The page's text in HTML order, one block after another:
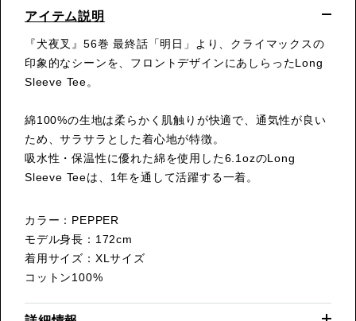
アイテム説明
『犬夜叉』56巻 最終話「明日」より、クライマックスの
印象的なシーンを、フロントデザインにあしらったLong
Sleeve Tee。
綿100%の生地は柔らかく肌触りが快適で、通気性が良い
ため、サラサラとした着心地が特徴。
吸水性・保温性に優れた綿を使用した6.1ozのLong
Sleeve Teeは、1年を通して活躍する一着。
カラー：PEPPER
モデル身長：172cm
着用サイズ：XLサイズ
コットン100%